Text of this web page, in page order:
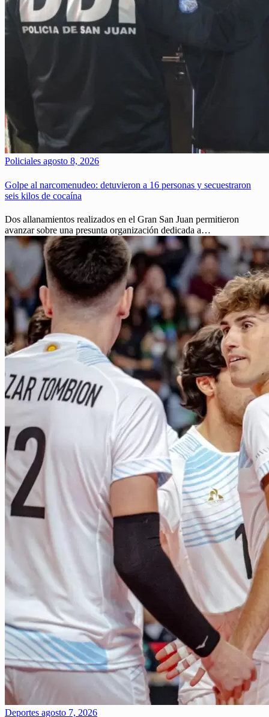
Policiales agosto 8, 2026
Golpe al narcomenudeo: detuvieron a 16 personas y secuestraron
seis kilos de cocaína
Dos allanamientos realizados en el Gran San Juan permitieron
avanzar sobre una presunta organización dedicada a…
Deportes agosto 7, 2026